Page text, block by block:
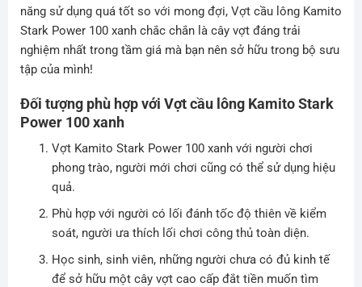
năng sử dụng quá tốt so với mong đợi, Vợt cầu lông Kamito
Stark Power 100 xanh chắc chắn là cây vợt đáng trải
nghiệm nhất trong tầm giá mà bạn nên sở hữu trong bộ sưu
tập của mình!
Đối tượng phù hợp với Vợt cầu lông Kamito Stark
Power 100 xanh
Vợt Kamito Stark Power 100 xanh với người chơi
phong trào, người mới chơi cũng có thể sử dụng hiệu
quả.
Phù hợp với người có lối đánh tốc độ thiên về kiểm
soát, người ưa thích lối chơi công thủ toàn diện.
Học sinh, sinh viên, những người chưa có đủ kinh tế
để sở hữu một cây vợt cao cấp đắt tiền muốn tìm